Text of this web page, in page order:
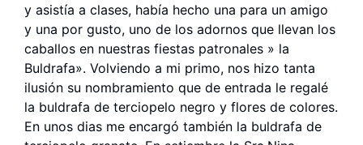
y asistía a clases, había hecho una para un amigo
y una por gusto, uno de los adornos que llevan los
caballos en nuestras fiestas patronales » la
Buldrafa». Volviendo a mi primo, nos hizo tanta
ilusión su nombramiento que de entrada le regalé
la buldrafa de terciopelo negro y flores de colores.
En unos dias me encargó también la buldrafa de